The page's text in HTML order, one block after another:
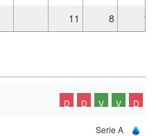
11 8 1
D D V V D
Serie A